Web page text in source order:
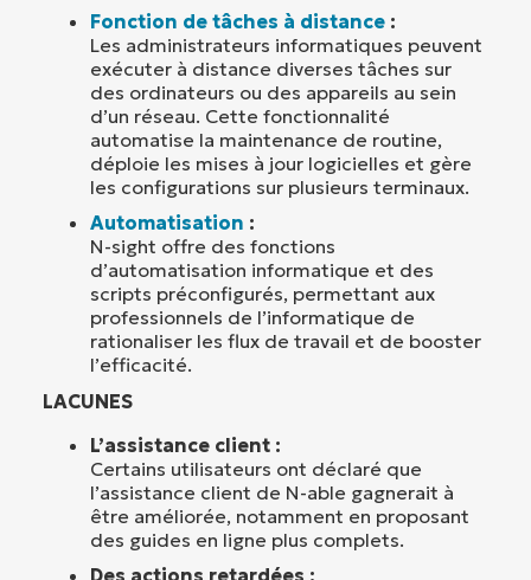
Fonction de tâches à distance :
Les administrateurs informatiques peuvent
exécuter à distance diverses tâches sur
des ordinateurs ou des appareils au sein
d’un réseau. Cette fonctionnalité
automatise la maintenance de routine,
déploie les mises à jour logicielles et gère
les configurations sur plusieurs terminaux.
Automatisation :
N-sight offre des fonctions
d’automatisation informatique et des
scripts préconfigurés, permettant aux
professionnels de l’informatique de
rationaliser les flux de travail et de booster
l’efficacité.
LACUNES
L’assistance client :
Certains utilisateurs ont déclaré que
l’assistance client de N-able gagnerait à
être améliorée, notamment en proposant
des guides en ligne plus complets.